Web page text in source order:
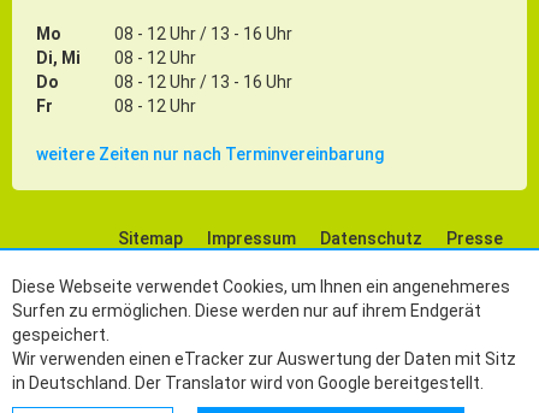
Mo
08 - 12 Uhr / 13 - 16 Uhr
Di, Mi
08 - 12 Uhr
Do
08 - 12 Uhr / 13 - 16 Uhr
Fr
08 - 12 Uhr
weitere Zeiten nur nach Terminvereinbarung
Sitemap Impressum Datenschutz
Presse
Diese Webseite verwendet Cookies, um Ihnen ein angenehmeres
Surfen zu ermöglichen. Diese werden nur auf ihrem Endgerät
gespeichert.
Wir verwenden einen eTracker zur Auswertung der Daten mit Sitz
in Deutschland. Der Translator wird von Google bereitgestellt.